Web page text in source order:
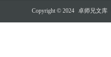
Copyright © 2024 卓师兄文库